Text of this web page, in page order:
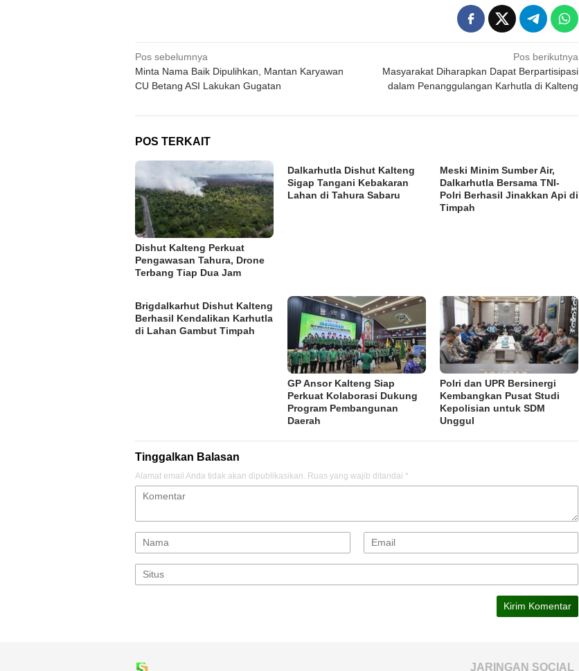
Navigasi
pos
Pos sebelumnya
Minta Nama Baik Dipulihkan, Mantan Karyawan
CU Betang ASI Lakukan Gugatan
Pos berikutnya
Masyarakat Diharapkan Dapat Berpartisipasi
dalam Penanggulangan Karhutla di Kalteng
POS TERKAIT
Dishut Kalteng Perkuat
Pengawasan Tahura, Drone
Terbang Tiap Dua Jam
Dalkarhutla Dishut Kalteng
Sigap Tangani Kebakaran
Lahan di Tahura Sabaru
Meski Minim Sumber Air,
Dalkarhutla Bersama TNI-
Polri Berhasil Jinakkan Api di
Timpah
Brigdalkarhut Dishut Kalteng
Berhasil Kendalikan Karhutla
di Lahan Gambut Timpah
GP Ansor Kalteng Siap
Perkuat Kolaborasi Dukung
Program Pembangunan
Daerah
Polri dan UPR Bersinergi
Kembangkan Pusat Studi
Kepolisian untuk SDM
Unggul
Tinggalkan Balasan
Alamat email Anda tidak akan dipublikasikan. Ruas yang wajib ditandai *
JARINGAN SOCIAL